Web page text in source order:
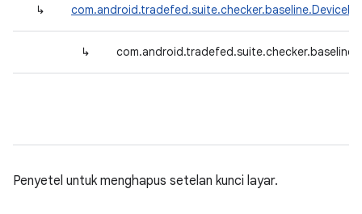
↳
↳
Penyetel untuk menghapus setelan kunci layar.